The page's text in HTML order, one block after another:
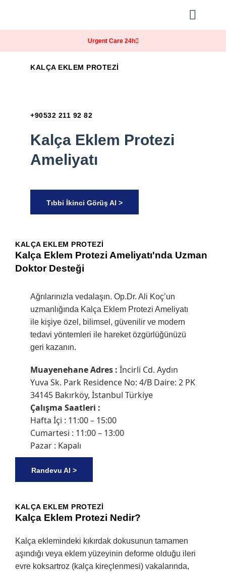
Urgent Care 24h
KALÇA EKLEM PROTEZI
+90532 211 92 82
Kalça Eklem Protezi
Ameliyatı
Tıbbi İkinci Görüş Al >
KALÇA EKLEM PROTEZI
Kalça Eklem Protezi Ameliyatı'nda Uzman
Doktor Desteği
Ağrılarınızla vedalaşın. Op.Dr. Ali Koç’un
uzmanlığında Kalça Eklem Protezi Ameliyatı
ile kişiye özel, bilimsel, güvenilir ve modern
tedavi yöntemleri ile hareket özgürlüğünüzü
geri kazanın.
Muayenehane Adres : İncirli Cd. Aydın
Yuva Sk. Park Residence No: 4/B Daire: 2 PK
34145 Bakırköy, İstanbul Türkiye
Çalışma Saatleri :
Hafta İçi : 11:00 – 15:00
Cumartesi : 11:00 – 13:00
Pazar : Kapalı
Randevu Al >
KALÇA EKLEM PROTEZI
Kalça Eklem Protezi Nedir?
Kalça eklemindeki kıkırdak dokusunun tamamen
aşındığı veya eklem yüzeyinin deforme olduğu ileri
evre koksartroz (kalça kireçlenmesi) vakalarında,